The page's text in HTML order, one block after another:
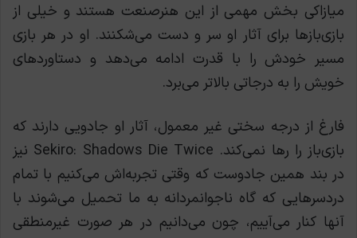
میازاکی بخش مهمی از این هنرصنعت هستند و خیلی از
بازی‌بازها برای آثار او سر و دست می‌شکنند. او در هر بازی
مسیر خودش را با قدرت ادامه می‌دهد و دستاوردهای
خویش را به درجاتی بالاتر می‌برد.
فارغ از درجه سختی غیر معمول، آثار او جادویی دارند که
بازی‌باز را رها نمی‌کند. Sekiro: Shadows Die Twice نیز
در بند همین جادوست که وقتی تجربه‌اش می‌کنیم با تمام
دردسرهایی که گاه ناجوانمردانه به ما تحمیل می‌شوند با
آنها کنار می‌آییم، چون می‌دانیم در هر صورت غیرمنطقی